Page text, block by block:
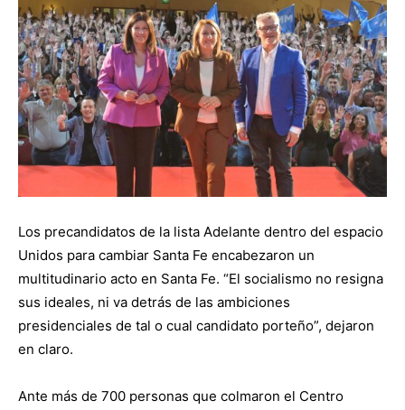
Los precandidatos de la lista Adelante dentro del espacio
Unidos para cambiar Santa Fe encabezaron un
multitudinario acto en Santa Fe. “El socialismo no resigna
sus ideales, ni va detrás de las ambiciones
presidenciales de tal o cual candidato porteño”, dejaron
en claro.
Ante más de 700 personas que colmaron el Centro